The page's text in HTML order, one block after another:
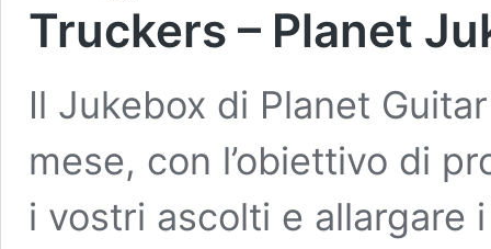
Truckers – Planet
Il Jukebox di Planet
mese, con l’obiettivo di
i vostri ascolti e allargare